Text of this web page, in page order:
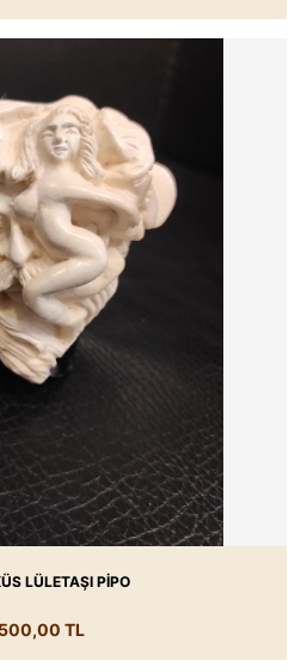
LÜLETAŞI PİPO
TL